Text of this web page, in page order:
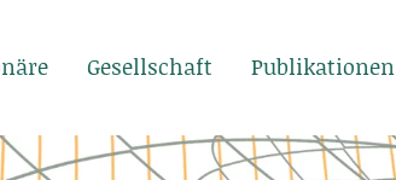
Gesellschaft Publikationen